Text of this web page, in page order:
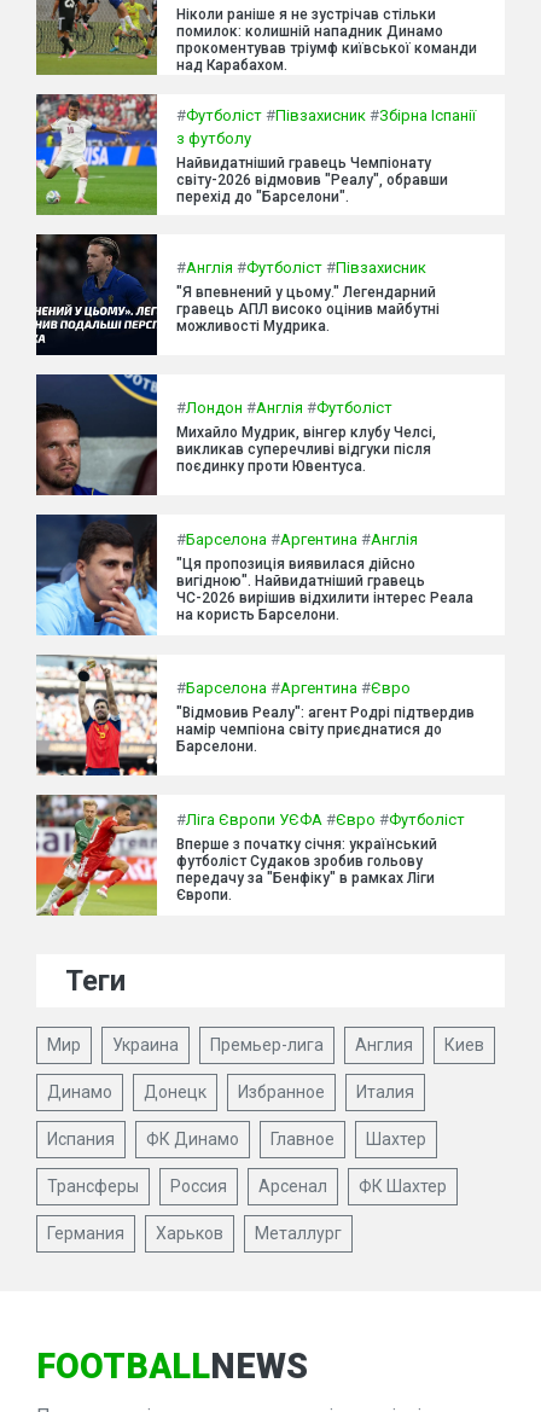
Ніколи раніше я не зустрічав стільки
помилок: колишній нападник Динамо
прокоментував тріумф київської команди
над Карабахом.
#Футболіст #Півзахисник #Збірна Іспанії
з футболу
Найвидатніший гравець Чемпіонату
світу-2026 відмовив "Реалу", обравши
перехід до "Барселони".
#Англія #Футболіст #Півзахисник
"Я впевнений у цьому." Легендарний
гравець АПЛ високо оцінив майбутні
можливості Мудрика.
#Лондон #Англія #Футболіст
Михайло Мудрик, вінгер клубу Челсі,
викликав суперечливі відгуки після
поєдинку проти Ювентуса.
#Барселона #Аргентина #Англія
"Ця пропозиція виявилася дійсно
вигідною". Найвидатніший гравець
ЧС-2026 вирішив відхилити інтерес Реала
на користь Барселони.
#Барселона #Аргентина #Євро
"Відмовив Реалу": агент Родрі підтвердив
намір чемпіона світу приєднатися до
Барселони.
#Ліга Європи УЄФА #Євро #Футболіст
Вперше з початку січня: український
футболіст Судаков зробив гольову
передачу за "Бенфіку" в рамках Ліги
Європи.
Теги
Мир Украина Премьер-лига Англия Киев
Динамо Донецк Избранное Италия
Испания ФК Динамо Главное Шахтер
Трансферы Россия Арсенал ФК Шахтер
Германия Харьков Металлург
FOOTBALLNEWS